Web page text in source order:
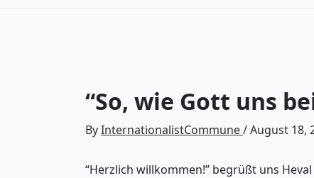
“So, wie Gott uns
ByInternationalistCommune/August 18,
“Herzlich willkommen!” begrüßt uns